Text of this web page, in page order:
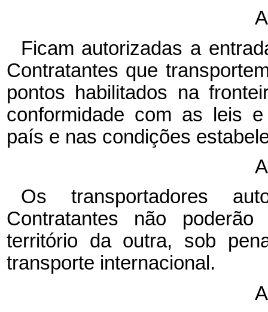
Ficam autorizadas a
Contratantes que
pontos habilitados na
conformidade com as leis
país e nas condições
Os transportadores
Contratantes não
território da outra, sob
transporte internacional.